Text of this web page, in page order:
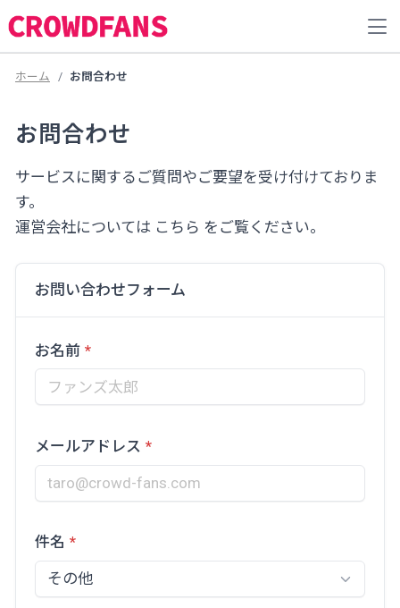
ホーム お問合わせ
お問合わせ
サービスに関するご質問やご要望を受け付けておりま
す。
運営会社については こちら をご覧ください。
お問い合わせフォーム
お名前
メールアドレス
件名